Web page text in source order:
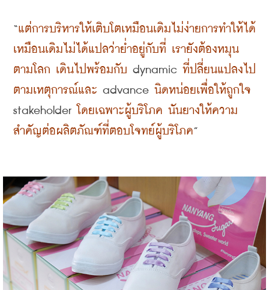
“แต่การบริหารให้เติบโตเหมือนเดิมไม่ง่ายการทำให้ได้
เหมือนเดิมไม่ได้แปลว่าย่ำอยู่กับที่ เรายังต้องหมุน
ตามโลก เดินไปพร้อมกับ dynamic ที่ปลี่ยนแปลงไป
ตามเหตุการณ์และ advance นิดหน่อยเพื่อให้ถูกใจ
stakeholder โดยเฉพาะผู้บริโภค นันยางให้ความ
สำคัญต่อผลิตภัณฑ์ที่ตอบโจทย์ผู้บริโภค”